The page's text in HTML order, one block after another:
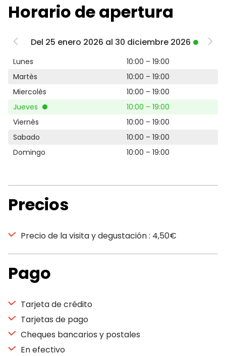
Horario de apertura
Del 25 enero 2026 al 30 diciembre 2026
Lunes
10:00 – 19:00
Martès
10:00 – 19:00
Miercolès
10:00 – 19:00
Jueves
10:00 – 19:00
Viernès
10:00 – 19:00
Sabado
10:00 – 19:00
Domingo
10:00 – 19:00
Precios
Precio de la visita y degustación : 4,50€
Pago
Tarjeta de crédito
Tarjetas de pago
Cheques bancarios y postales
En efectivo